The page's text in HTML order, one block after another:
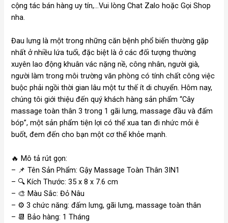
cộng tác bán hàng uy tín,…Vui lòng Chat Zalo hoặc Gọi Shop
nha.
Đau lưng là một trong những căn bệnh phổ biến thường gặp
nhất ở nhiều lứa tuổi, đặc biệt là ở các đối tượng thường
xuyên lao động khuân vác nặng nề, công nhân, người già,
người làm trong môi trường văn phòng có tính chất công việc
buộc phải ngồi thời gian lâu một tư thế ít di chuyển. Hôm nay,
chúng tôi giới thiệu đến quý khách hàng sản phẩm “Cây
massage toàn thân 3 trong 1 gãi lưng, massage đầu và đấm
bóp”, một sản phẩm tiện lợi có thể xua tan đi nhức mỏi ê
buốt, đem đến cho bạn một cơ thể khỏe mạnh.
🔥 Mô tả rút gọn:
– 📌 Tên Sản Phẩm: Gậy Massage Toàn Thân 3IN1
– 🔍 Kích Thước: 35 x 8 x 7.6 cm
– 🎨 Màu Sắc: Đỏ Nâu
– ⚙️ 3 chức năng: đấm lưng, gãi lưng, massage toàn thân
– 📆 Bảo hàng: 1 Tháng